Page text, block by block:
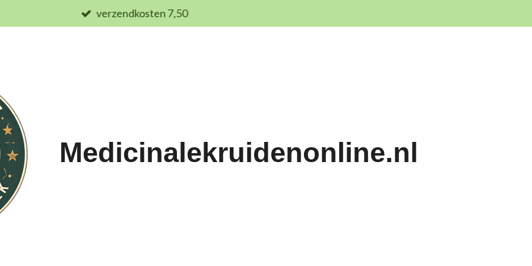
verzendkosten 7,50
Medicinalekruidenonline.nl